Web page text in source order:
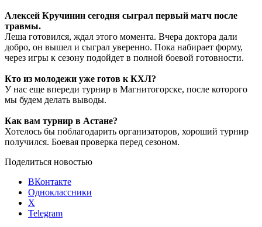
Алексей Кручинин сегодня сыграл первый матч после
травмы.
Леша готовился, ждал этого момента. Вчера доктора дали
добро, он вышел и сыграл уверенно. Пока набирает форму,
через игры к сезону подойдет в полной боевой готовности.
Кто из молодежи уже готов к КХЛ?
У нас еще впереди турнир в Магнитогорске, после которого
мы будем делать выводы.
Как вам турнир в Астане?
Хотелось бы поблагодарить организаторов, хороший турнир
получился. Боевая проверка перед сезоном.
Поделиться новостью
ВКонтакте
Одноклассники
X
Telegram